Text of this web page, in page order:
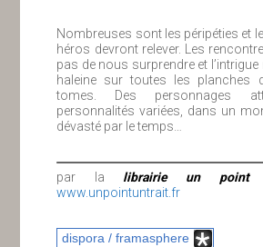
Nombreuses sont les péripéties et
héros devront relever. Les
pas de nous surprendre et
haleine sur toutes les planches
tomes. Des personnages
personnalités variées, dans un
dévasté par le temps…
par la librairie un point
www.unpointuntrait.fr
dispora / framasphere